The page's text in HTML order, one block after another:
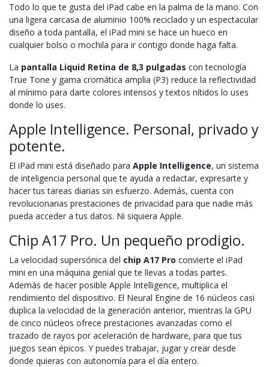
Todo lo que te gusta del iPad cabe en la palma de la mano. Con
una ligera carcasa de aluminio 100% reciclado y un espectacular
diseño a toda pantalla, el iPad mini se hace un hueco en
cualquier bolso o mochila para ir contigo donde haga falta.
La pantalla Liquid Retina de 8,3 pulgadas con tecnología
True Tone y gama cromática amplia (P3) reduce la reflectividad
al mínimo para darte colores intensos y textos nítidos lo uses
donde lo uses.
Apple Intelligence. Personal, privado y
potente.
El iPad mini está diseñado para Apple Intelligence, un sistema
de inteligencia personal que te ayuda a redactar, expresarte y
hacer tus tareas diarias sin esfuerzo. Además, cuenta con
revolucionarias prestaciones de privacidad para que nadie más
pueda acceder a tus datos. Ni siquiera Apple.
Chip A17 Pro. Un pequeño prodigio.
La velocidad supersónica del chip A17 Pro convierte el iPad
mini en una máquina genial que te llevas a todas partes.
Además de hacer posible Apple Intelligence, multiplica el
rendimiento del dispositivo. El Neural Engine de 16 núcleos casi
duplica la velocidad de la generación anterior, mientras la GPU
de cinco núcleos ofrece prestaciones avanzadas como el
trazado de rayos por aceleración de hardware, para que tus
juegos sean épicos. Y puedes trabajar, jugar y crear desde
donde quieras con autonomía para el día entero.